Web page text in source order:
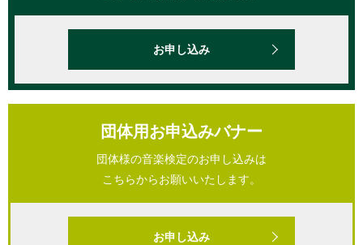
お申し込み
団体用お申込みバナー
団体様の音楽検定のお申し込みは
こちらからお願いいたします。
お申し込み